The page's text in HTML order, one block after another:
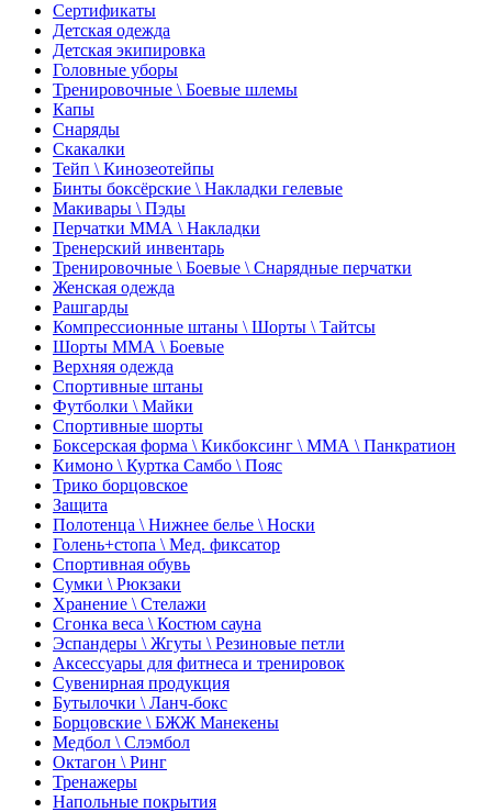
Сертификаты
Детская одежда
Детская экипировка
Головные уборы
Тренировочные \ Боевые шлемы
Капы
Снаряды
Скакалки
Тейп \ Кинозеотейпы
Бинты боксёрские \ Накладки гелевые
Макивары \ Пэды
Перчатки ММА \ Накладки
Тренерский инвентарь
Тренировочные \ Боевые \ Снарядные перчатки
Женская одежда
Рашгарды
Компрессионные штаны \ Шорты \ Тайтсы
Шорты ММА \ Боевые
Верхняя одежда
Спортивные штаны
Футболки \ Майки
Спортивные шорты
Боксерская форма \ Кикбоксинг \ ММА \ Панкратион
Кимоно \ Куртка Самбо \ Пояс
Трико борцовское
Защита
Полотенца \ Нижнее белье \ Носки
Голень+стопа \ Мед. фиксатор
Спортивная обувь
Сумки \ Рюкзаки
Хранение \ Стелажи
Сгонка веса \ Костюм сауна
Эспандеры \ Жгуты \ Резиновые петли
Аксессуары для фитнеса и тренировок
Сувенирная продукция
Бутылочки \ Ланч-бокс
Борцовские \ БЖЖ Манекены
Медбол \ Слэмбол
Октагон \ Ринг
Тренажеры
Напольные покрытия